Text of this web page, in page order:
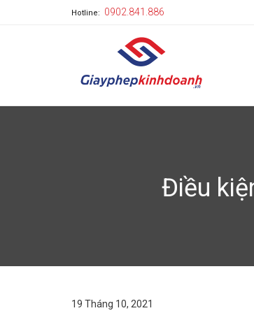
Hotline: 0902.841.886
Điều
19 Tháng 10, 2021